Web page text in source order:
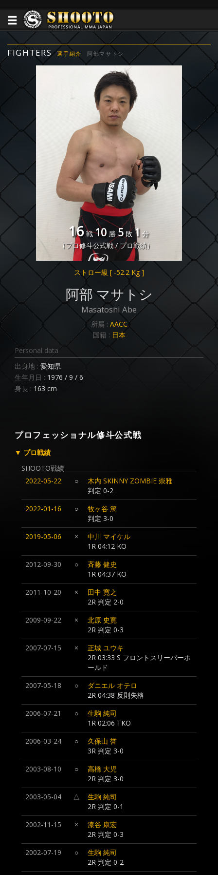
FIGHTERS 選手紹介 阿部マサトシ
16 戦 10 勝 5 敗 1 分
（プロ修斗公式戦 / プロ戦績）
ストロー級 [ -52.2 Kg ]
阿部 マサトシ
Masatoshi Abe
所属 : AACC
国籍 : 日本
Personal data
出身地 : 愛知県
生年月日 : 1976 / 9 / 6
身長 : 163 cm
プロフェッショナル修斗公式戦
▼ プロ戦績
SHOOTO戦績
2022-05-22
○
木内 SKINNY ZOMBIE 崇雅
判定 0-2
2022-01-16
○
牧ヶ谷 篤
判定 3-0
2019-05-06
×
中川 マイケル
1R 04:12 KO
2012-09-30
○
斉藤 健史
1R 04:37 KO
2011-10-20
×
田中 寛之
2R 判定 2-0
2009-09-22
×
北原 史寛
2R 判定 0-3
2007-07-15
×
正城 ユウキ
2R 03:33 S フロントスリーパーホ
ールド
2007-05-18
○
ダニエル オテロ
2R 04:38 反則失格
2006-07-21
○
生駒 純司
1R 02:06 TKO
2006-03-24
○
久保山 誉
3R 判定 3-0
2003-08-10
○
高橋 大児
2R 判定 3-0
2003-05-04
△
生駒 純司
2R 判定 0-1
2002-11-15
×
漆谷 康宏
2R 判定 0-3
2002-07-19
○
生駒 純司
2R 判定 0-2